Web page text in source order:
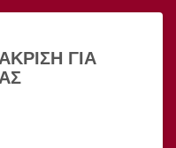
ΓΙΑ